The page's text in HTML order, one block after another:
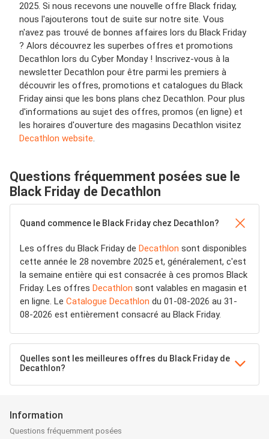
2025. Si nous recevons une nouvelle offre Black friday,
nous l'ajouterons tout de suite sur notre site. Vous
n'avez pas trouvé de bonnes affaires lors du Black Friday
? Alors découvrez les superbes offres et promotions
Decathlon lors du Cyber Monday ! Inscrivez-vous à la
newsletter Decathlon pour être parmi les premiers à
découvrir les offres, promotions et catalogues du Black
Friday ainsi que les bons plans chez Decathlon. Pour plus
d'informations au sujet des offres, promos (en ligne) et
les horaires d'ouverture des magasins Decathlon visitez
Decathlon website.
Questions fréquemment posées sue le
Black Friday de Decathlon
Quand commence le Black Friday chez Decathlon?
Les offres du Black Friday de Decathlon sont disponibles
cette année le 28 novembre 2025 et, généralement, c'est
la semaine entière qui est consacrée à ces promos Black
Friday. Les offres Decathlon sont valables en magasin et
en ligne. Le Catalogue Decathlon du 01-08-2026 au 31-
08-2026 est entièrement consacré au Black Friday.
Quelles sont les meilleures offres du Black Friday de
Decathlon?
Information
Questions fréquemment posées